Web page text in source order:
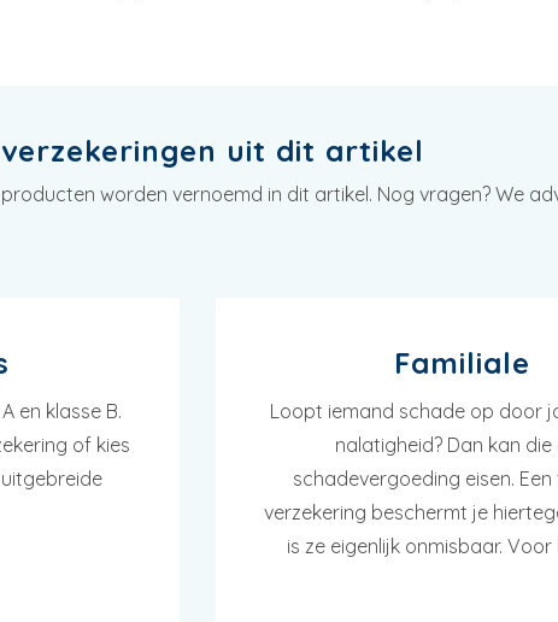
verzekeringen uit dit artikel
worden vernoemd in dit artikel. Nog vragen? We
en klasse B.
of kies
Familiale
Loopt iemand schade op door
nalatigheid? Dan kan die
schadevergoeding eisen.
verzekering beschermt je
is ze eigenlijk onmisbaar. Voor